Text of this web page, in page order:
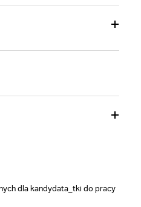
dla kandydata_tki do pracy